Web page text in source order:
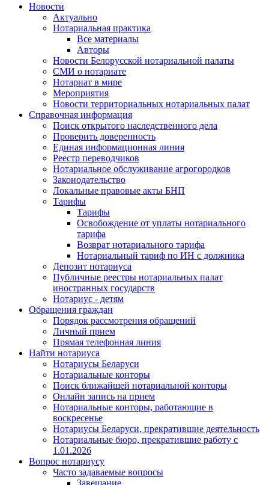
Новости
Актуально
Нотариальная практика
Все материалы
Авторы
Новости Белорусской нотариальной палаты
СМИ о нотариате
Нотариат в мире
Мероприятия
Новости территориальных нотариальных палат
Справочная информация
Поиск открытого наследственного дела
Проверить доверенность
Единая информационная линия
Реестр переводчиков
Нотариальное обслуживание агрогородков
Законодательство
Локальные правовые акты БНП
Тарифы
Тарифы
Освобождение от уплаты нотариального
тарифа
Возврат нотариального тарифа
Нотариальный тариф по ИН с должника
Депозит нотариуса
Публичные реестры нотариальных палат
иностранных государств
Нотариус - детям
Обращения граждан
Порядок рассмотрения обращений
Личный прием
Прямая телефонная линия
Найти нотариуса
Нотариусы Беларуси
Нотариальные конторы
Поиск ближайшей нотариальной конторы
Онлайн запись на прием
Нотариальные конторы, работающие в
воскресенье
Нотариусы Беларуси, прекратившие деятельность
Нотариальные бюро, прекратившие работу с
1.01.2026
Вопрос нотариусу
Часто задаваемые вопросы
Завещание